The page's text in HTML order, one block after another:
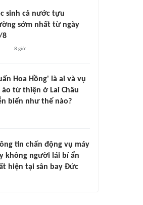
sinh cả nước tựu
sớm nhất từ ngày
8
8 giờ
Hoa Hồng' là ai và vụ
ào từ thiện ở Lai Châu
biến như thế nào?
tin chấn động vụ máy
không người lái bí ẩn
hiện tại sân bay Đức